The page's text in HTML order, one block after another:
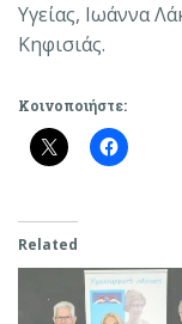
Υγείας, Ιωάννα
Κηφισιάς.
Κοινοποιήστε:
Related